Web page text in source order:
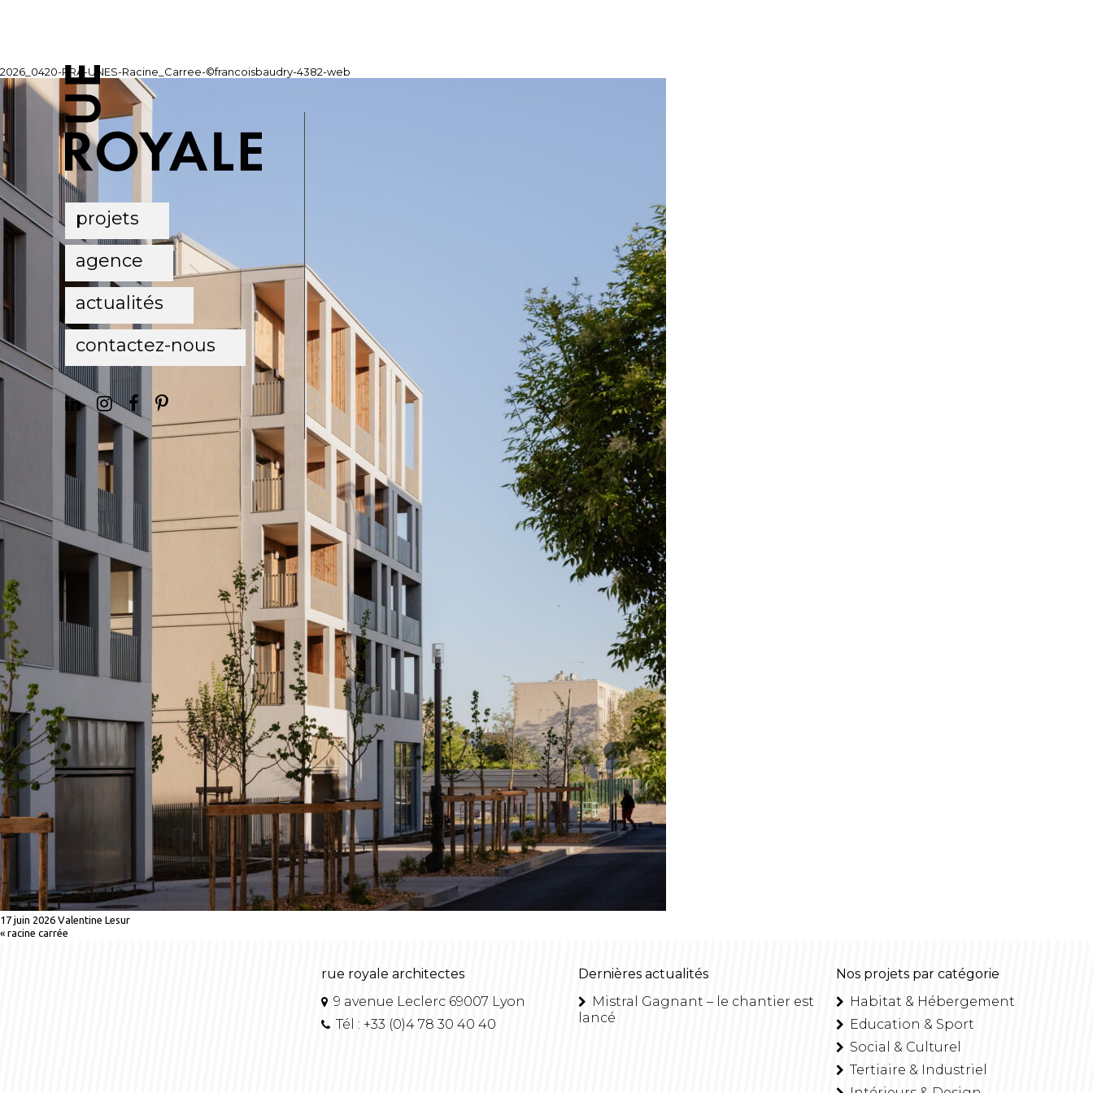
projets
agence
actualités
contactez-nous
2026_0420-RRA-UNES-Racine_Carree-©francoisbaudry-4382-web
17 juin 2026 Valentine Lesur
« racine carrée
rue royale architectes
9 avenue Leclerc 69007 Lyon
Tél : +33 (0)4 78 30 40 40
Dernières actualités
Mistral Gagnant – le chantier est
lancé
Nos projets par catégorie
Habitat & Hébergement
Education & Sport
Social & Culturel
Tertiaire & Industriel